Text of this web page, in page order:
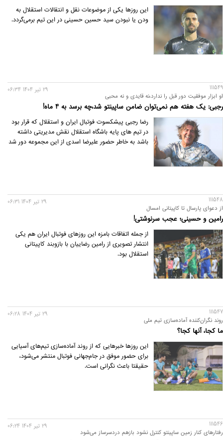
این روزها یکی از موضوعات نقل و انتقالات استقلال به
ودن یا نبودن سید حسین حسینی در این تیم برمی‌گردد.
111549
او ابزار موفقیت دور قبل را ندارد،نه قایدی و نه محبی
رجبی: یک هفته هم نمی‌توان ضامن ساپینتو شد،چه برسد به 4 ماه!
29 تير 1404 06:34
رضا رجبی پیشکسوت فوتبال ایران و استقلال که قرار بود
در تیم های پایه باشگاه استقلال نقش مدیریتی داشته
باشد به خاطر حضور علیرضا اسدی از این مجموعه دور شد
111548
از دعوای پارسال تا کاپیتانی امسال
رامین و حسینی؛ عجب سرنوشتی!
29 تير 1404 06:31
از جمله اتفاقات بامزه این روزهای فوتبال ایران هم یکی
انتشار تصویری از رامین رضاییان با بازوبند کاپیتانی
استقلال بود.
111547
روند نگران‌کننده آماده‌سازی تیم ملی
ما کجا، آنها کجا؟
29 تير 1404 06:28
این روزها خبرهایی که از روند آماده‌سازی تیم‌های آسیایی
برای حضور موفق در جام‌جهانی فوتبال منتشر می‌شود،
حقیقتا باعث نگرانی است.
111546
رفتارهای کنار زمین ساپینتو کنترل نشود بازهم دردسرساز می‌شود
29 تير 1404 06:24